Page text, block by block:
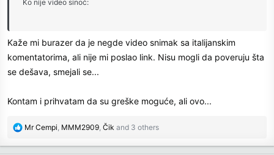
Ko nije video sinoć:
Kaže mi burazer da je negde video snimak sa italijanskim
komentatorima, ali nije mi poslao link. Nisu mogli da poveruju šta
se dešava, smejali se...
Kontam i prihvatam da su greške moguće, ali ovo...
R
Mr Cempi, MMM2909, Čik and 3 others